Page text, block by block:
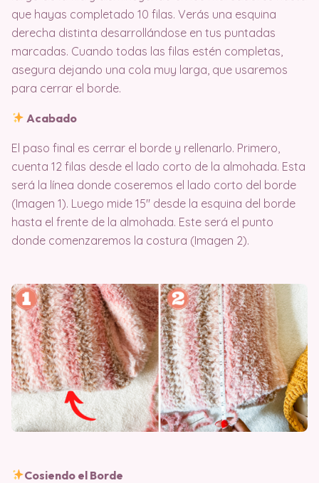
que hayas completado 10 filas. Verás una esquina
derecha distinta desarrollándose en tus puntadas
marcadas. Cuando todas las filas estén completas,
asegura dejando una cola muy larga, que usaremos
para cerrar el borde.
Acabado
El paso final es cerrar el borde y rellenarlo. Primero,
cuenta 12 filas desde el lado corto de la almohada. Esta
será la línea donde coseremos el lado corto del borde
(Imagen 1). Luego mide 15″ desde la esquina del borde
hasta el frente de la almohada. Este será el punto
donde comenzaremos la costura (Imagen 2).
Cosiendo el Borde